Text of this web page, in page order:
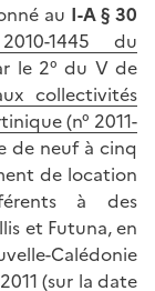
au I-A § 30
1445 du
le 2° du V de
collectivités
(n° 2011-
de neuf à cinq
de location
à des
et Futuna, en
Calédonie
(sur la date